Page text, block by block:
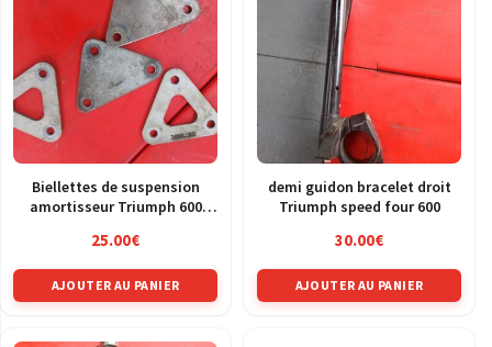
Biellettes de suspension
amortisseur Triumph 600
25.00€
AJOUTER AU PANIER
demi guidon bracelet droit
Triumph speed four 600
30.00€
AJOUTER AU PANIER